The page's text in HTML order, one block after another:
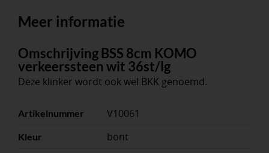
Meer informatie
Omschrijving BSS 8cm KOMO
verkeerssteen wit 36st/lg
Deze klinker wordt ook wel BKK genoemd.
Artikelnummer V10061
Kleur bont